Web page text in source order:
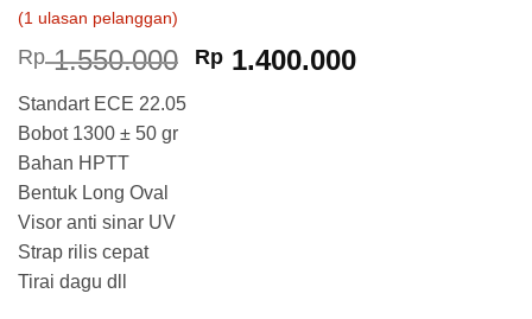
Peringkat5
dari 5
berdasarkan
1
penilaian
(1 ulasan pelanggan)
Rp1.550.000 Harga
Rp 1.400.000Harga
Standart ECE 22.05
Bobot 1300 ± 50 gr
Bahan HPTT
Bentuk Long Oval
Visor anti sinar UV
Strap rilis cepat
Tirai dagu dll